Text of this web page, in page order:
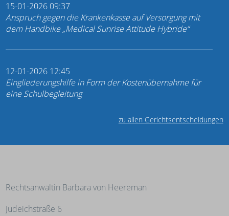
15-01-2026 09:37
Anspruch gegen die Krankenkasse auf Versorgung mit
dem Handbike „Medical Sunrise Attitude Hybride“
12-01-2026 12:45
Eingliederungshilfe in Form der Kostenübernahme für
eine Schulbegleitung
zu allen Gerichtsentscheidungen
Rechtsanwältin Barbara von Heereman
Judeichstraße 6